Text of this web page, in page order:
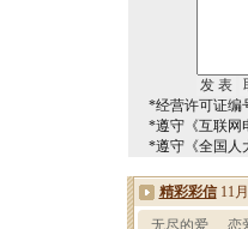
*经营许可证编
*遵守《互联网
*遵守《全国人